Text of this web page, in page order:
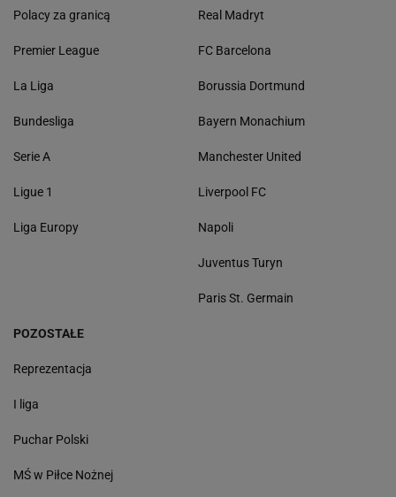
Polacy za granicą
Premier League
La Liga
Bundesliga
Serie A
Ligue 1
Liga Europy
Real Madryt
FC Barcelona
Borussia Dortmund
Bayern Monachium
Manchester United
Liverpool FC
Napoli
Juventus Turyn
Paris St. Germain
POZOSTAŁE
Reprezentacja
I liga
Puchar Polski
MŚ w Piłce Nożnej